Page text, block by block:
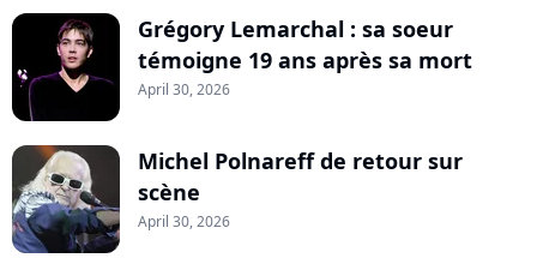
Grégory Lemarchal : sa soeur
témoigne 19 ans après sa mort
April 30, 2026
Michel Polnareff de retour sur
scène
April 30, 2026